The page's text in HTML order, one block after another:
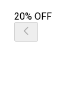
20% OFF